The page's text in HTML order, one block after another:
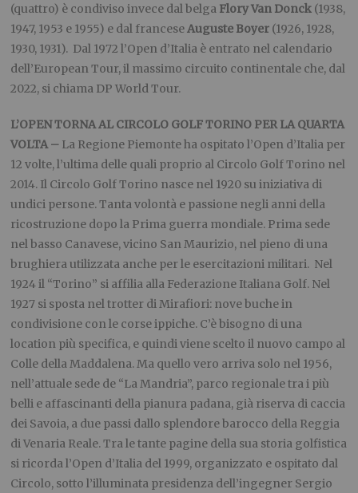
(quattro) è condiviso invece dal belga Flory Van Donck (1938,
1947, 1953 e 1955) e dal franceseAuguste Boyer (1926, 1928,
1930, 1931). Dal 1972 l’Open d’Italia è entrato nel calendario
dell’European Tour, il massimo circuito continentale che, dal
2022, si chiama DP World Tour.
L’OPEN TORNA AL CIRCOLO GOLF TORINO PER LA QUARTA
VOLTA – La Regione Piemonte ha ospitato l’Open d’Italia per
12 volte, l’ultima delle quali proprio al Circolo Golf Torino nel
2014. Il Circolo Golf Torino nasce nel 1920 su iniziativa di
undici persone. Tanta volontà e passione negli anni della
ricostruzione dopo la Prima guerra mondiale. Prima sede
nel basso Canavese, vicino San Maurizio, nel pieno di una
brughiera utilizzata anche per le esercitazioni militari. Nel
1924 il “Torino” si affilia alla Federazione Italiana Golf. Nel
1927 si sposta nel trotter di Mirafiori: nove buche in
condivisione con le corse ippiche. C’è bisogno di una
location più specifica, e quindi viene scelto il nuovo campo al
Colle della Maddalena. Ma quello vero arriva solo nel 1956,
nell’attuale sede de “La Mandria”, parco regionale tra i più
belli e affascinanti della pianura padana, già riserva di caccia
dei Savoia, a due passi dallo splendore barocco della Reggia
di Venaria Reale. Tra le tante pagine della sua storia golfistica
si ricorda l’Open d’Italia del 1999, organizzato e ospitato dal
Circolo, sotto l’illuminata presidenza dell’ingegner Sergio